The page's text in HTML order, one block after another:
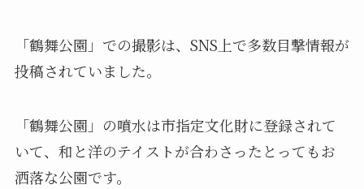
「鶴舞公園」での撮影は、SNS上で多数目撃情報が
投稿されていました。
「鶴舞公園」の噴水は市指定文化財に登録されて
いて、和と洋のテイストが合わさったとってもお
洒落な公園です。